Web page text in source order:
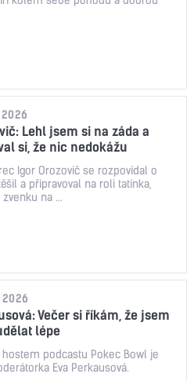
Lehl jsem si na záda a
si, že nic nedokážu
Igor Orozovič se rozpovídal o
a připravoval na roli tatínka,
na ...
Večer si říkám, že jsem
lépe
hostem podcastu Pokec Bowl je
Eva Perkausová.